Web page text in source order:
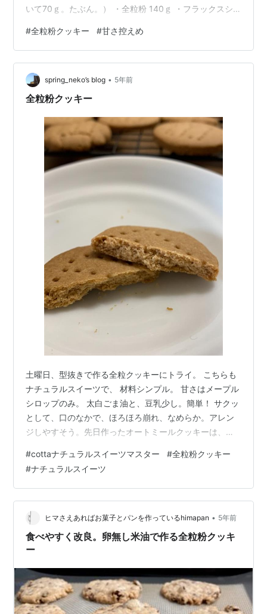
いて70ｇ。たぶん。） ・全粒粉 140ｇ ・フラックスシ
ちみつ 大さじ３ ・バター 50g ・ベーキングパウダー 3g
材料たち ○粉は全部合わせておく。 ○バナナはフォーク
で潰しておく。 ○柔らかくしておいたバター（室温に出
しておいても硬いバターを湯煎でじんわり）にはちみつ
を混ぜ合わせていく。 ○そこに粉を半量ずつ足し、混ぜ
#全粒粉クッキー #甘さ控えめ
spring_neko’s blog • 5年前
全粒粉クッキー
土曜日、型抜きで作る全粒クッキーにトライ。 こちらも
ナチュラルスイーツで、 材料シンプル。 甘さはメープル
シロップのみ。 太白ごま油と、豆乳少し。簡単！ サクッ
として、口のなかで、ほろほろ崩れ、なめらか。アレン
ジしやすそう。先日作ったオートミールクッキーは、今
すくなった。こうして変えていけば良いのね。今日はち
ょっと待ち時間が長いやつにトライ中。さて、材料を求
めてスーパーへ行ったら、けっこう人が多い。 コロナ禍
が始まった2年前も、外出控えるからどこも閑古鳥状態。
そのかわり、スーパーの人出が多かった。あのころを思
い出す風景。ゆいいつ、必要なものを買…
#cottaナチュラルスイーツマスター #全粒粉クッキー
#ナチュラルスイーツ
ヒマさえあればお菓子とパンを作っているhimapan • 5年前
食べやすく改良。卵無し米油で作る全粒粉クッキ
ー